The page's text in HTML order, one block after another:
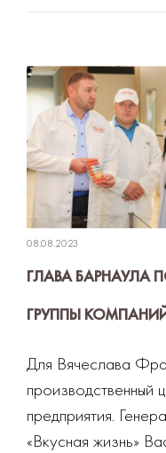
08.08.2023
ГЛАВА БАРНАУЛА
ГРУППЫ
Для Вячеслава
предприятия.
«Вкусная жизнь»